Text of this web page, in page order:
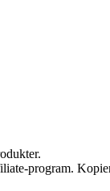
program.